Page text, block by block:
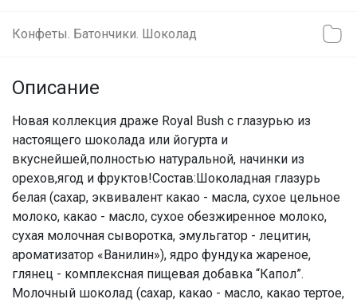
Конфеты. Батончики. Шоколад
Описание
Новая коллекция драже Royal Bush с глазурью из
настоящего шоколада или йогурта и
вкуснейшей,полностью натуральной, начинки из
орехов,ягод и фруктов!Состав:Шоколадная глазурь
белая (сахар, эквивалент какао - масла, сухое цельное
молоко, какао - масло, сухое обезжиренное молоко,
сухая молочная сыворотка, эмульгатор - лецитин,
ароматизатор «Ванилин»), ядро фундука жареное,
глянец - комплексная пищевая добавка “Капол”.
Молочный шоколад (сахар, какао - масло, какао тертое,